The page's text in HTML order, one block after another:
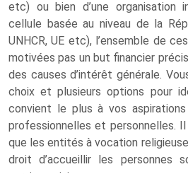
etc) ou bien d’une organisation
cellule basée au niveau de la
UNHCR, UE etc), l’ensemble de
motivées pas un but financier
des causes d’intérêt générale.
choix et plusieurs options pour
convient le plus à vos
professionnelles et personnelles.
que les entités à vocation
droit d’accueillir les personnes